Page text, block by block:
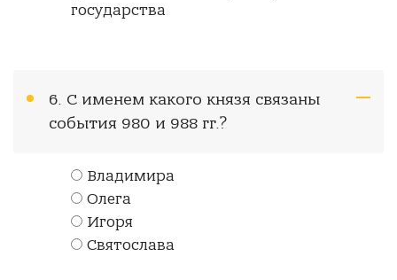
государства
6. С именем какого князя связаны
события 980 и 988 гг.?
Владимира
Олега
Игоря
Святослава